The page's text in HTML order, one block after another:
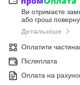
Ви отримаєте
або гроші
Детальніше
Оплатити
Післяплата
Оплата на